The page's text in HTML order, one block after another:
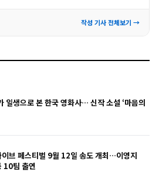
작성 기사 전체보기 →
일생으로 본 한국 영화사… 신작 소설 ‘마음의
브 페스티벌 9월 12일 송도 개최…이영지
10팀 출연